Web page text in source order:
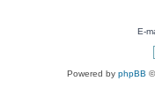
E-
Powered by phpBB